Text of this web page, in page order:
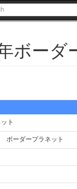
ボーダ
ト
ボーダープラネット